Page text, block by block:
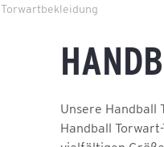
Torwartbekleidung
Unsere Handball
Handball